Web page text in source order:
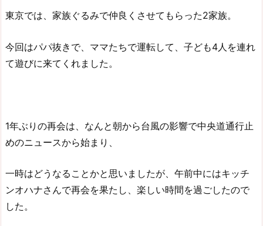
東京では、家族ぐるみで仲良くさせてもらった2家族。
今回はパパ抜きで、ママたちで運転して、子ども4人を連れ
て遊びに来てくれました。
1年ぶりの再会は、なんと朝から台風の影響で中央道通行止
めのニュースから始まり、
一時はどうなることかと思いましたが、午前中にはキッチ
ンオハナさんで再会を果たし、楽しい時間を過ごしたので
した。